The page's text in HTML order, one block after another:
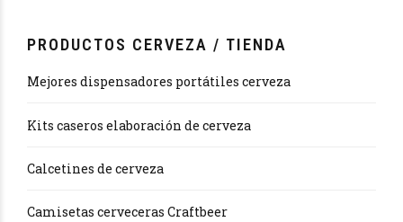
PRODUCTOS CERVEZA / TIENDA
Mejores dispensadores portátiles cerveza
Kits caseros elaboración de cerveza
Calcetines de cerveza
Camisetas cerveceras Craftbeer